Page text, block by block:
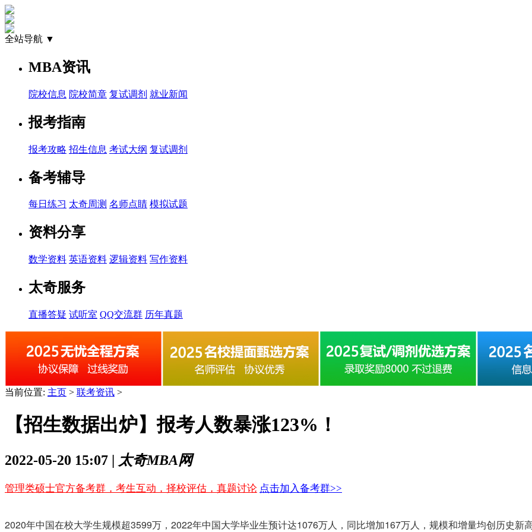
全站导航 ▼
MBA资讯
院校信息 院校简章 复试调剂 就业新闻
报考指南
报考攻略 招生信息 考试大纲 复试调剂
备考辅导
每日练习 太奇周测 名师点睛 模拟试题
资料分享
数学资料 英语资料 逻辑资料 写作资料
太奇服务
直播答疑 试听室 QQ交流群 历年真题
当前位置: 主页 > 联考资讯 >
【招生数据出炉】报考人数暴涨123%！
2022-05-20 15:07 | 太奇MBA网
管理类硕士官方备考群，考生互动，择校评估，真题讨论 点击加入备考群>>
2020年中国在校大学生规模超3599万，2022年中国大学毕业生预计达1076万人，同比增加167万人，规模和增量均创历史新